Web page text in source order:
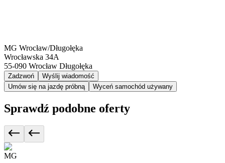
MG Wrocław/Długołęka
Wrocławska 34A
55-090 Wrocław Długołęka
Zadzwoń
Wyślij wiadomość
Umów się na jazdę próbną
Wyceń samochód używany
Sprawdź podobne oferty
MG